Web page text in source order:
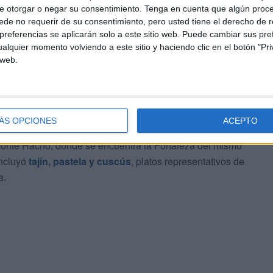
otorgar o negar su consentimiento. Tenga en cuenta que algún
no requerir de su consentimiento, pero usted tiene el derecho de
se aplicarán solo a este sitio web. Puede cambiar sus
momento volviendo a este sitio y haciendo clic en el botón
OPCIONES ACEPTO
Leonor también protagonizó unencuentro muy
trono aprovechó la visita para conocer más de cerca
Hacho, donde se encuentra la Fortaleza del mismo
tajín, pastela y cuscús, platos representativos de